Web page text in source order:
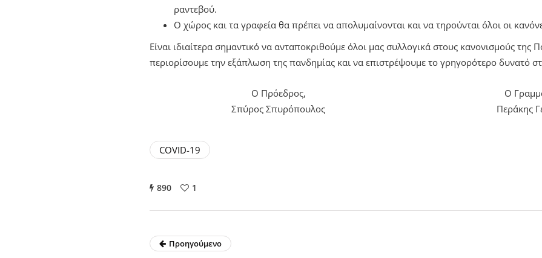
ραντεβού.
Ο χώρος και τα γραφεία θα πρέπει να απολυμαίνονται και να τηρούνται όλοι οι
Είναι ιδιαίτερα σημαντικό να ανταποκριθούμε όλοι μας συλλογικά στους κανονισμούς της
περιορίσουμε την εξάπλωση της πανδημίας και να επιστρέψουμε το γρηγορότερο δυνατό
Ο Πρόεδρος,
Σπύρος Σπυρόπουλος
Ο
Περάκης
COVID-19
890 1
Προηγούμενο